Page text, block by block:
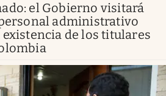
el Gobierno visitará
administrativo
de los titulares